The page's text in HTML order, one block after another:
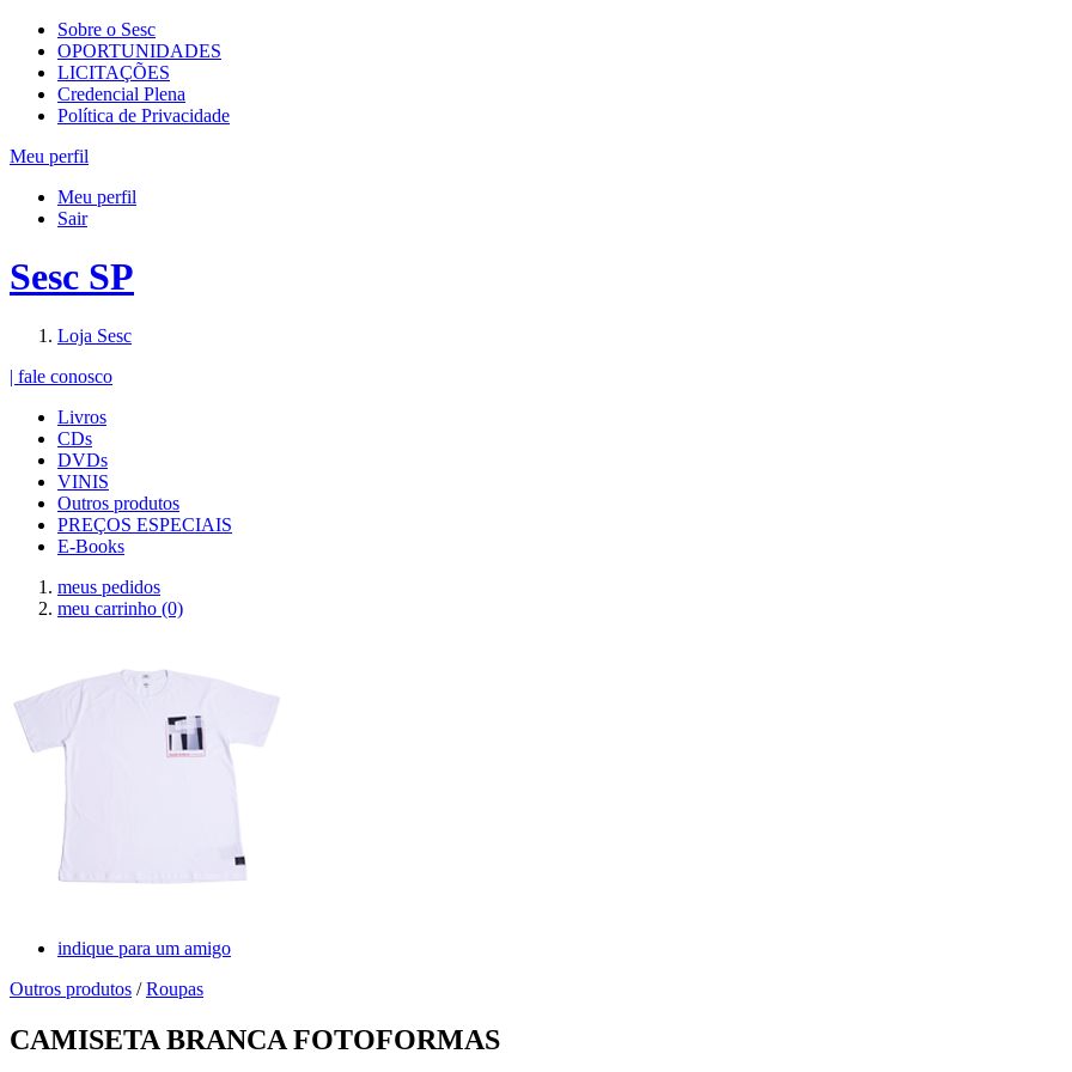
Sobre o Sesc
OPORTUNIDADES
LICITAÇÕES
Credencial Plena
Política de Privacidade
Meu perfil
Meu perfil
Sair
Sesc SP
Loja Sesc
| fale conosco
Livros
CDs
DVDs
VINIS
Outros produtos
PREÇOS ESPECIAIS
E-Books
meus pedidos
meu carrinho (0)
indique para um amigo
Outros produtos /Roupas
CAMISETA BRANCA FOTOFORMAS